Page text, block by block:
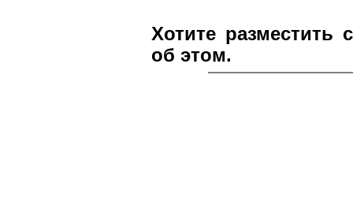
Хотите
об этом.